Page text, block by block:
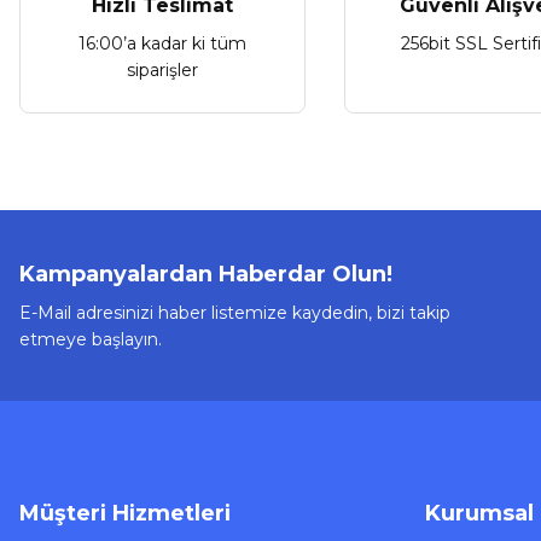
Hızlı Teslimat
16:00’a kadar ki tüm
siparişler
Güvenli
256bit SSL
Kampanyalardan Haberdar Olun!
E-Mail adresinizi haber listemize kaydedin, bizi takip
etmeye başlayın.
Müşteri Hizmetleri Kurumsal